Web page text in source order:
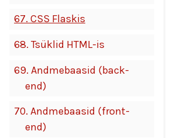
67. CSS Flaskis
68. Tsüklid HTML-is
69. Andmebaasid (back-
end)
70. Andmebaasid (front-
end)